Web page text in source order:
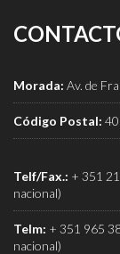
Morada: Av. de
Código Postal:
Telf/Fax.: + 351
nacional)
Telm: + 351 965
nacional)